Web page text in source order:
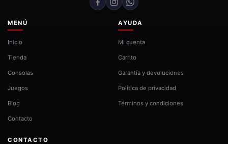
MENÚ
Inicio
Tienda
Consolas
Juegos
Blog
Contacto
AYUDA
Mi cuenta
Carrito
Garantía y devoluciones
Política de privacidad
Términos y condiciones
CONTACTO